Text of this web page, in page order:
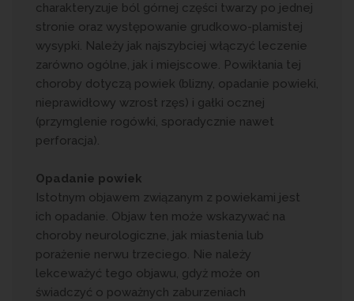
charakteryzuje ból górnej części twarzy po jednej
stronie oraz występowanie grudkowo-plamistej
wysypki. Należy jak najszybciej włączyć leczenie
zarówno ogólne, jak i miejscowe. Powikłania tej
choroby dotyczą powiek (blizny, opadanie powieki,
nieprawidłowy wzrost rzęs) i gałki ocznej
(przymglenie rogówki, sporadycznie nawet
perforacja).
Opadanie powiek
Istotnym objawem związanym z powiekami jest
ich opadanie. Objaw ten może wskazywać na
choroby neurologiczne, jak miastenia lub
porażenie nerwu trzeciego. Nie należy
lekceważyć tego objawu, gdyż może on
świadczyć o poważnych zaburzeniach